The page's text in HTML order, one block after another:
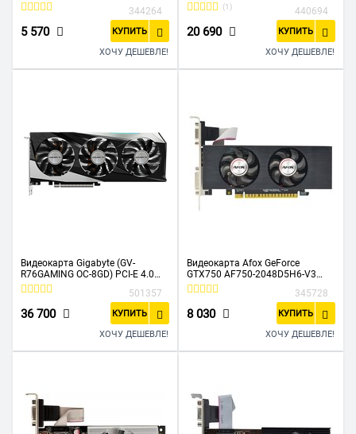
AF730-4096D3L6
344264
5 570 КУПИТЬ
ХОЧУ ДЕШЕВЛЕ!
6GB GDDR6 192BIT DP DVI HDMI
ATX Dual Fan Retail Pack
(1) 440694
20 690 КУПИТЬ
ХОЧУ ДЕШЕВЛЕ!
Видеокарта Gigabyte (GV-
R76GAMING OC-8GD) PCI-E 4.0
AMD Radeon RX 7600 8192Mb
128 GDDR6 2355/18000 HDMIx2
DPx2 HDCP Ret
501357
36 700 КУПИТЬ
ХОЧУ ДЕШЕВЛЕ!
Видеокарта Afox GeForce
GTX750 AF750-2048D5H6-V3
2GB GDDR5 128BIT DVI HDMI VGA
345728
8 030 КУПИТЬ
ХОЧУ ДЕШЕВЛЕ!